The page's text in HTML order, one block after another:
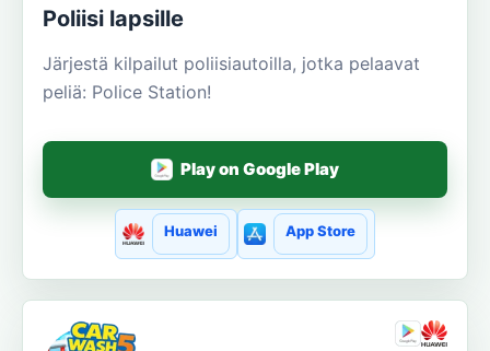
Poliisi lapsille
Järjestä kilpailut poliisiautoilla, jotka pelaavat
peliä: Police Station!
Play on Google Play
Huawei App Store